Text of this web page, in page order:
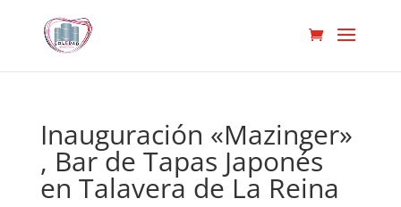
Inauguración «Mazinger»
, Bar de Tapas Japonés
en Talavera de La Reina